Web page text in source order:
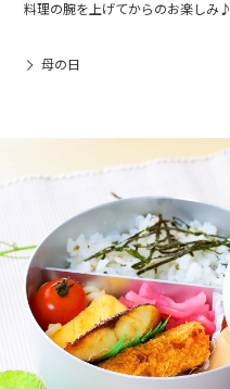
料理の腕を上げてからのお楽しみ♪
母の日